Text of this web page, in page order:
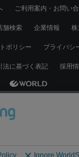
ご利用案内・お問い
舗検索 企業情報 株
ポリシー プライバシ
法に基づく表記 採用